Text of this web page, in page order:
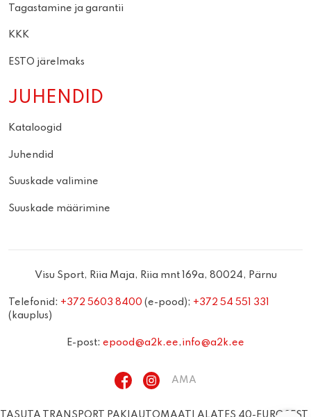
Tagastamine ja garantii
KKK
ESTO järelmaks
JUHENDID
Kataloogid
Juhendid
Suuskade valimine
Suuskade määrimine
Visu Sport, Riia Maja, Riia mnt 169a, 80024, Pärnu
Telefonid: +372 5603 8400 (e-pood); +372 54 551 331
(kauplus)
E-post: epood@a2k.ee, info@a2k.ee
AMA